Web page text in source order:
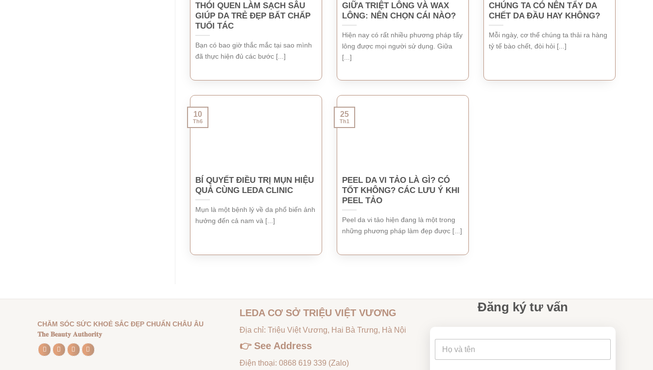
THÓI QUEN LÀM SẠCH SÂU
GIÚP DA TRẺ ĐẸP BẤT CHẤP
TUỔI TÁC
Bạn có bao giờ thắc mắc tại sao mình
đã thực hiện đủ các bước [...]
GIỮA TRIỆT LÔNG VÀ WAX
LÔNG: NÊN CHỌN CÁI NÀO?
Hiện nay có rất nhiều phương pháp tẩy
lông được mọi người sử dụng. Giữa
[...]
CHÚNG TA CÓ NÊN TẨY DA
CHẾT DA ĐẦU HAY KHÔNG?
Mỗi ngày, cơ thể chúng ta thải ra hàng
tỷ tế bào chết, đòi hỏi [...]
BÍ QUYẾT ĐIỀU TRỊ MỤN HIỆU
QUẢ CÙNG LEDA CLINIC
Mụn là một bệnh lý về da phổ biến ảnh
hưởng đến cả nam và [...]
10
Th6
PEEL DA VI TẢO LÀ GÌ? CÓ
TỐT KHÔNG? CÁC LƯU Ý KHI
PEEL TẢO
Peel da vi tảo hiện đang là một trong
những phương pháp làm đẹp được [...]
25
Th1
CHĂM SÓC SỨC KHOẺ SẮC ĐẸP CHUẨN CHÂU ÂU
𝐓𝐡𝐞 𝐁𝐞𝐚𝐮𝐭𝐲 𝐀𝐮𝐭𝐡𝐨𝐫𝐢𝐭𝐲
LEDA CƠ SỞ TRIỆU VIỆT VƯƠNG
Địa chỉ: Triệu Việt Vương, Hai Bà Trưng, Hà Nội
👉 See Address
Điện thoại:0868 619 339 (Zalo)
Đăng ký tư vấn
n